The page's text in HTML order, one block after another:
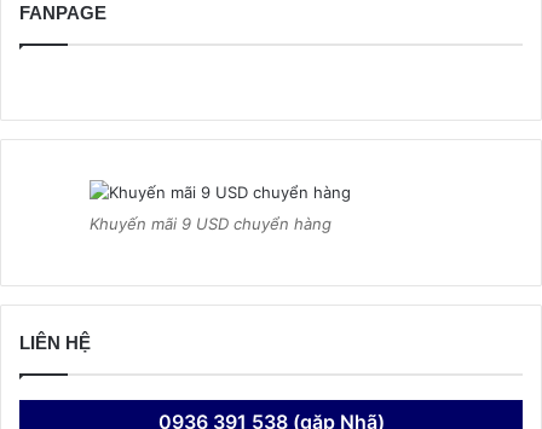
FANPAGE
Khuyến mãi 9 USD chuyển hàng
LIÊN HỆ
0936 391 538 (gặp Nhã)